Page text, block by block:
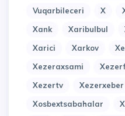
Vuqarbileceri
X
Xank
Xaribulbul
Xarici
Xarkov
Xezeraxsami
Xezertv
Xezerxeber
Xosbextsabahalar